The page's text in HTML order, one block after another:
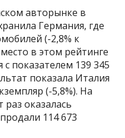
авторынке в
Германия, где
(-2,8% к
в этом рейтинге
показателем 139 345
показала Италия
(-5,8%). На
оказалась
114 673